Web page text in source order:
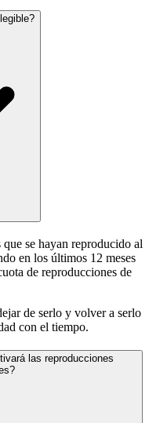
se hayan reproducido al
en los últimos 12 meses
de reproducciones de
de serlo y volver a serlo
con el tiempo.
las reproducciones